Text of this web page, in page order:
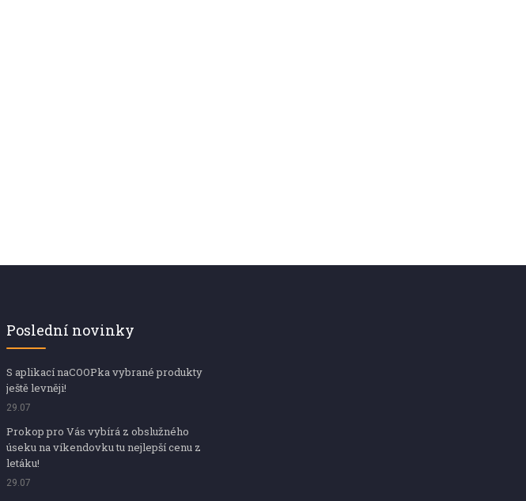
Poslední novinky
S aplikací naCOOPka vybrané produkty
ještě levněji!
29.07
Prokop pro Vás vybírá z obslužného
úseku na víkendovku tu nejlepší cenu z
letáku!
29.07